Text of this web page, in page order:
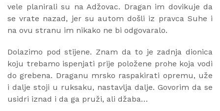
vele planirali su na Adžovac. Dragan im dovikuje da
se vrate nazad, jer su autom došli iz pravca Suhe i
na ovu stranu im nikako ne bi odgovaralo.
Dolazimo pod stijene. Znam da to je zadnja dionica
koju trebamo ispenjati prije položene prohe koja vodi
do grebena. Draganu mrsko raspakirati opremu, uže
i dalje stoji u ruksaku, nastavlja dalje. Govorim da se
usidri iznad i da ga pruži, ali džaba…